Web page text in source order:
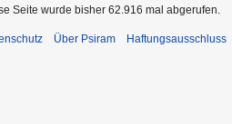
Seite wurde bisher 62.916 mal abgerufen.
Über Psiram Haftungsausschluss